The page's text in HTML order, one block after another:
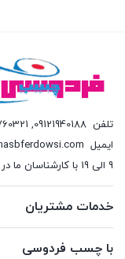
تلفن 09121940188
,
ایمیل
9 الی 19 با کارشناسان ما در 7 روز هفته در تماس باشید.
خدمات مشتریان
با چسب فردوسی